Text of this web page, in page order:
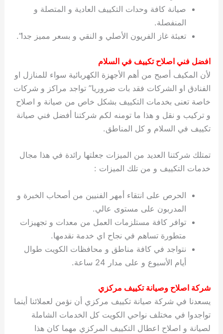
صيانة كافة وحدات التكييف العادية و المتصلة و
المنفصلة.
تعبئة غاز الفريون الأصلي و النقي و بسعر مميز جدا”.
افضل فني اصلاح تكييف في السلام
لأن المكيف أصبح من أهم الأجهزة الكهربائية سواء للمنازل او
الفنادق او الشركات فقد بات ضروريا” تواجد مراكز و شركات
خاصة تعنى بخدمات التكييف بشكل خاص من صيانة و اصلاح
و تركيب و نقل و هذا ما تومنه لكم شركتنا أفضل فني صيانة
تكييف في السلام و كل المناطق.
تمتلك شركتنا العديد من الميزات جعلتها رائدة في هذا مجال
خدمات التكييف و من تلك الميزات :
الحرص على انتقاء أمهر الفنيين من أصحاب الخبرة و
المدربون على مستوى عالي.
توافر كافة مستلزمات العمل من معدات و تجهيزات
متطورة تساهم في نجاح اي خدمة نقدمها.
نتواجد في كافة مناطق و محافظات الكويت طوال
أيام الأسبوع و على مدار 24 ساعة.
شركة اصلاح وصيانة تكييف مركزي
يسعدنا في شركة صيانة تكييف مركزي أن نؤمن لعملائنا أينما
تواجدوا في مختلف نواحي الكويت كل الخدمات الشاملة
لصيانة و اصلاح اعطال التكييف المركزي مهما كان هذا